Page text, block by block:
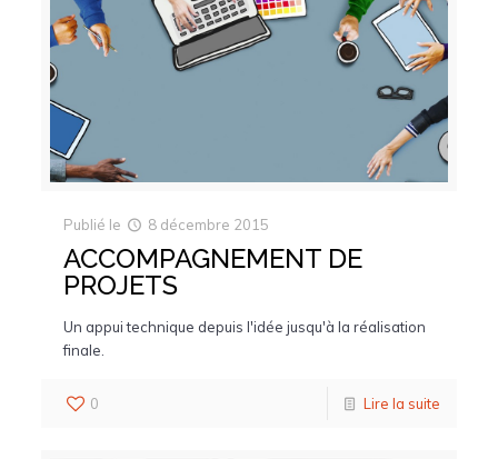
Publié le 8 décembre 2015
ACCOMPAGNEMENT DE
PROJETS
Un appui technique depuis l'idée jusqu'à la réalisation
finale.
0 Lire la suite